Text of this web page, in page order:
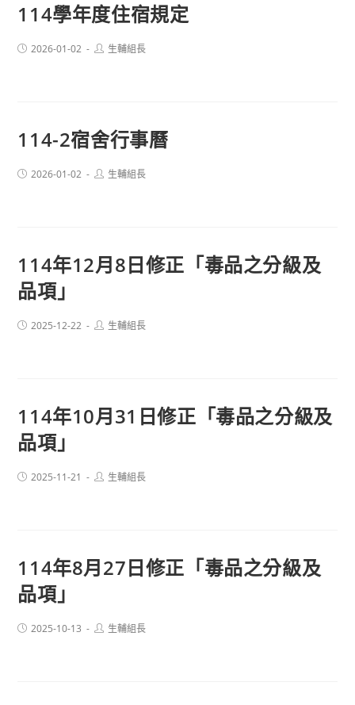
114學年度住宿規定
Post2026-01-02
Post生輔組長
114-2宿舍行事曆
Post2026-01-02
Post生輔組長
114年12月8日修正「毒品之分級及
品項」
Post2025-12-22
Post生輔組長
114年10月31日修正「毒品之分級及
品項」
Post2025-11-21
Post生輔組長
114年8月27日修正「毒品之分級及
品項」
Post2025-10-13
Post生輔組長